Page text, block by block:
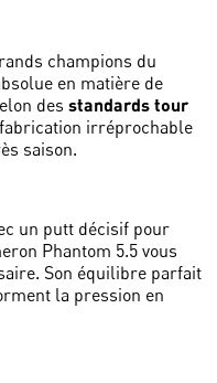
champions du
en matière de
des standards tour
irréprochable
saison.
un putt décisif pour
Phantom 5.5 vous
Son équilibre parfait
la pression en